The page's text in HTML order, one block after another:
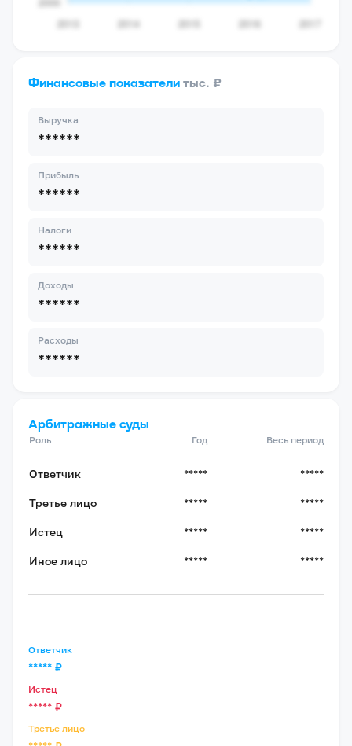
Финансовые показатели тыс. ₽
Выручка
******
Прибыль
******
Налоги
******
Доходы
******
Расходы
******
Арбитражные суды
Роль Год Весь период
Ответчик ***** *****
Третье лицо ***** *****
Истец ***** *****
Иное лицо ***** *****
Ответчик
***** ₽
Истец
***** ₽
Третье лицо